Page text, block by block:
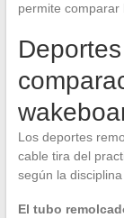
permite comparar
Los deportes
cable tira del
según la disciplina
El tubo